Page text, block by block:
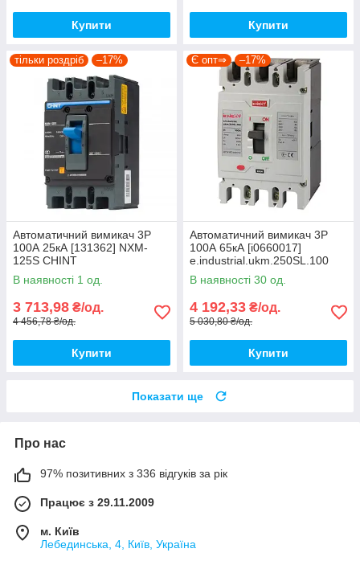
Купити Купити
тільки роздріб –17%
Автоматичний вимикач 3Р
100А 25кА [131362] NXM-
125S CHINT
В наявності 1 од.
3 713,98 ₴/од.
4 456,78 ₴/од.
Купити
Є опт⇒ –17%
Автоматичний вимикач 3Р
100А 65кА [i0660017]
e.industrial.ukm.250SL.100
E.NEXT
В наявності 30 од.
4 192,33 ₴/од.
5 030,80 ₴/од.
Купити
Показати ще
Про нас
97% позитивних з 336 відгуків за рік
Працює з 29.11.2009
м. Київ
Лебединська, 4, Київ, Україна